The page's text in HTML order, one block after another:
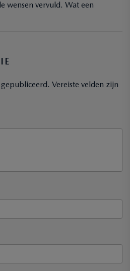
wensen vervuld. Wat een
Vereiste velden zijn